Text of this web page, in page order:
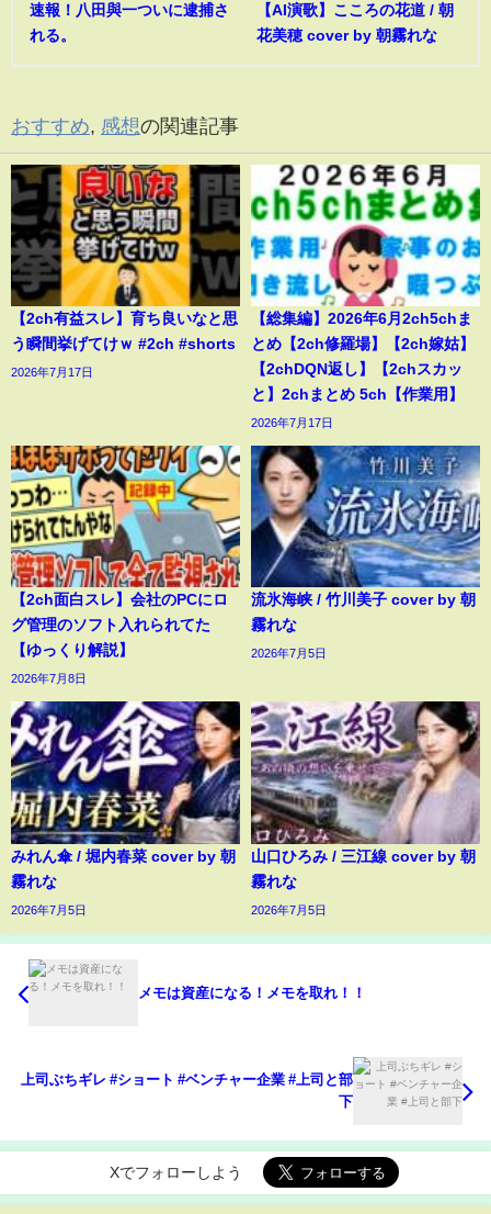
速報！八田與一ついに逮捕さ
れる。
【AI演歌】こころの花道 / 朝
花美穂 cover by 朝霧れな
おすすめ, 感想の関連記事
【2ch有益スレ】育ち良いなと思
う瞬間挙げてけｗ #2ch #shorts
2026年7月17日
【総集編】2026年6月2ch5chま
とめ【2ch修羅場】【2ch嫁姑】
【2chDQN返し】【2chスカッ
と】2chまとめ 5ch【作業用】
2026年7月17日
【2ch面白スレ】会社のPCにロ
グ管理のソフト入れられてた
【ゆっくり解説】
2026年7月8日
流氷海峡 / 竹川美子 cover by 朝
霧れな
2026年7月5日
みれん傘 / 堀内春菜 cover by 朝
霧れな
2026年7月5日
山口ひろみ / 三江線 cover by 朝
霧れな
2026年7月5日
メモは資産になる！メモを取れ！！
上司ぶちギレ #ショート #ベンチャー企業 #上司と部
下
Xでフォローしよう